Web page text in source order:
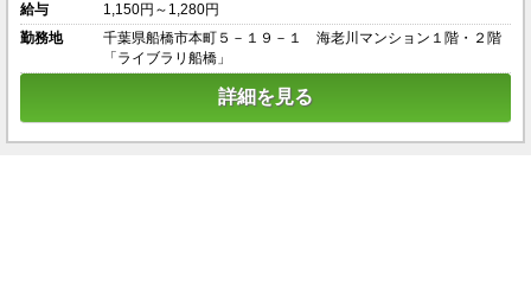
給与
1,150円～1,280円
勤務地
千葉県船橋市本町５－１９－１ 海老川マンション１階・２階
「ライブラリ船橋」
詳細を見る